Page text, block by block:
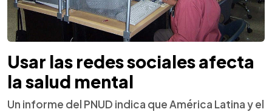
Usar las redes sociales afecta
la salud mental
Un informe del PNUD indica que América Latina y el